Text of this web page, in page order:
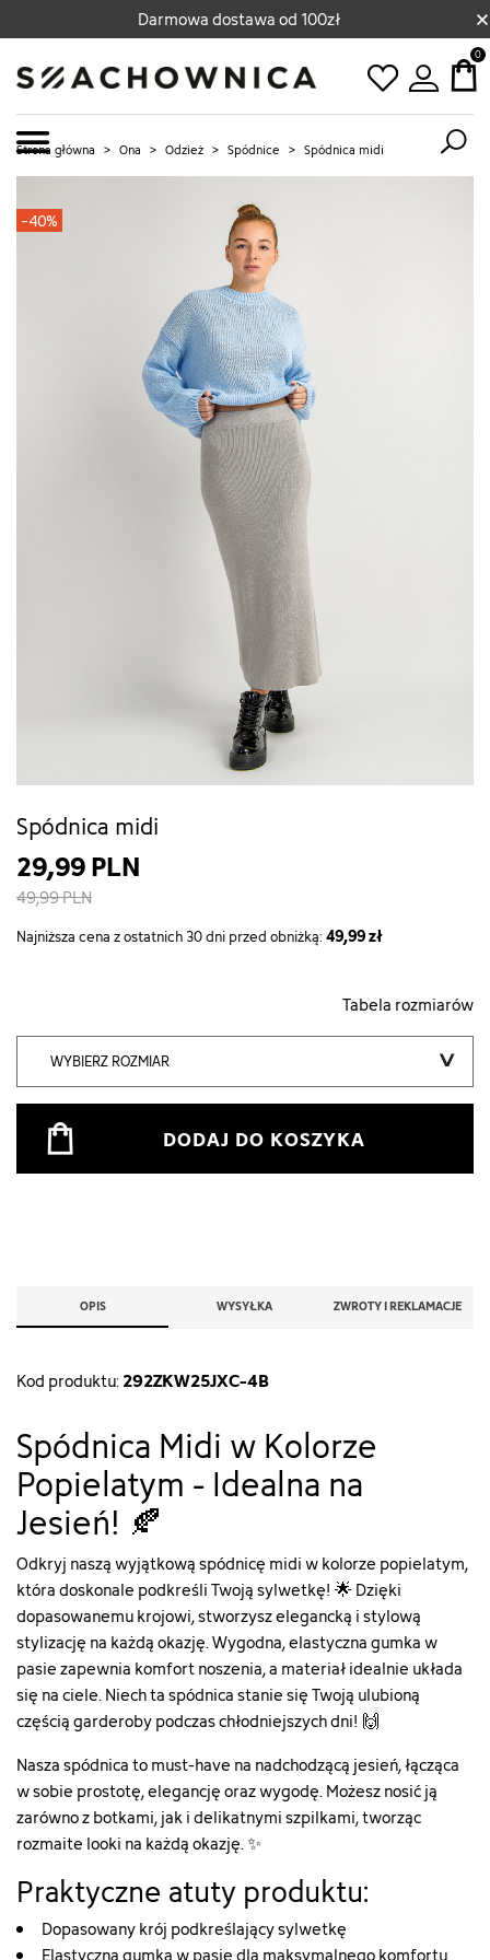
Darmowa dostawa od 100zł ×
0
Strona główna > Ona > Odzież > Spódnice > Spódnica midi
-40%
Spódnica midi
29,99 PLN
49,99 PLN
Najniższa cena z ostatnich 30 dni przed obniżką: 49,99 zł
Tabela rozmiarów
WYBIERZ ROZMIAR
DODAJ DO KOSZYKA
OPIS WYSYŁKA ZWROTY I REKLAMACJE
Kod produktu:292ZKW25JXC-4B
Spódnica Midi w Kolorze
Popielatym - Idealna na
Jesień! 🍂
Odkryj naszą wyjątkową spódnicę midi w kolorze popielatym,
która doskonale podkreśli Twoją sylwetkę! 🌟 Dzięki
dopasowanemu krojowi, stworzysz elegancką i stylową
stylizację na każdą okazję. Wygodna, elastyczna gumka w
pasie zapewnia komfort noszenia, a materiał idealnie układa
się na ciele. Niech ta spódnica stanie się Twoją ulubioną
częścią garderoby podczas chłodniejszych dni! 🙌
Nasza spódnica to must-have na nadchodzącą jesień, łącząca
w sobie prostotę, elegancję oraz wygodę. Możesz nosić ją
zarówno z botkami, jak i delikatnymi szpilkami, tworząc
rozmaite looki na każdą okazję. ✨
Praktyczne atuty produktu:
Dopasowany krój podkreślający sylwetkę